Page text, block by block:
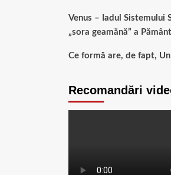
Venus – Iadul Sistemului
„sora geamănă” a
Ce formă are, de fapt,
Recomandări